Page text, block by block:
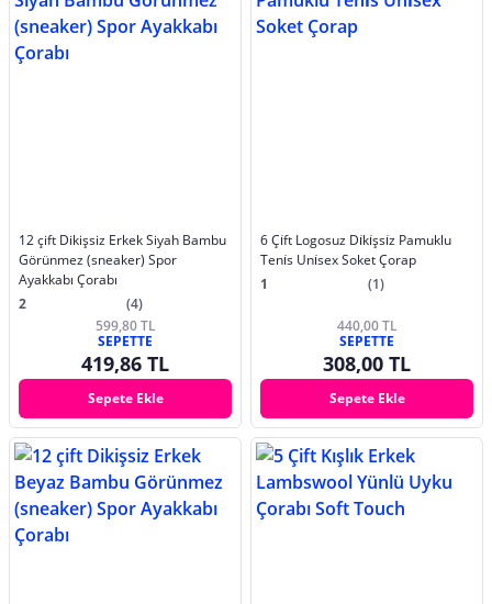
12 çift Dikişsiz Erkek Siyah Bambu
Görünmez (sneaker) Spor
Ayakkabı Çorabı
2
(4)
599,80 TL
SEPETTE
419,86 TL
Sepete Ekle
6 Çi̇ft Logosuz Di̇ki̇şsi̇z Pamuklu
Teni̇s Uni̇sex Soket Çorap
1
(1)
440,00 TL
SEPETTE
308,00 TL
Sepete Ekle